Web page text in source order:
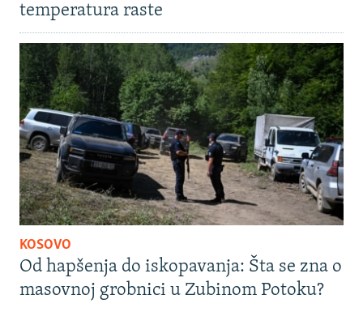
temperatura raste
KOSOVO
Od hapšenja do iskopavanja: Šta se zna o
masovnoj grobnici u Zubinom Potoku?